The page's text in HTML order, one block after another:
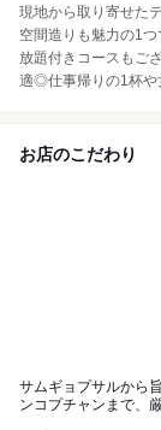
現地から取り寄せた
空間造りも魅力の1
放題付きコースもご
適◎仕事帰りの1杯や
お店のこだわり
サムギョプサルから
ンコプチャンまで、